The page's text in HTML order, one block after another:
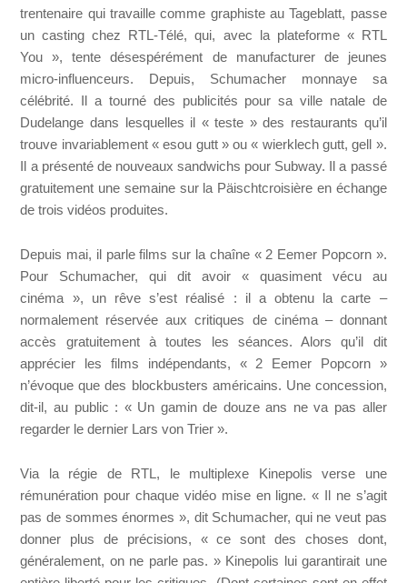
trentenaire qui travaille comme graphiste au Tageblatt, passe
un casting chez RTL-Télé, qui, avec la plateforme « RTL
You », tente désespérément de manufacturer de jeunes
micro-influenceurs. Depuis, Schumacher monnaye sa
célébrité. Il a tourné des publicités pour sa ville natale de
Dudelange dans lesquelles il « teste » des restaurants qu’il
trouve invariablement « esou gutt » ou « wierklech gutt, gell ».
Il a présenté de nouveaux sandwichs pour Subway. Il a passé
gratuitement une semaine sur la Päischtcroisière en échange
de trois vidéos produites.
Depuis mai, il parle films sur la chaîne « 2 Eemer Popcorn ».
Pour Schumacher, qui dit avoir « quasiment vécu au
cinéma », un rêve s’est réalisé : il a obtenu la carte –
normalement réservée aux critiques de cinéma – donnant
accès gratuitement à toutes les séances. Alors qu’il dit
apprécier les films indépendants, « 2 Eemer Popcorn »
n’évoque que des blockbusters américains. Une concession,
dit-il, au public : « Un gamin de douze ans ne va pas aller
regarder le dernier Lars von Trier ».
Via la régie de RTL, le multiplexe Kinepolis verse une
rémunération pour chaque vidéo mise en ligne. « Il ne s’agit
pas de sommes énormes », dit Schumacher, qui ne veut pas
donner plus de précisions, « ce sont des choses dont,
généralement, on ne parle pas. » Kinepolis lui garantirait une